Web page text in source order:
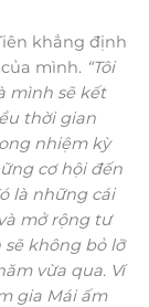
khẳng định
mình. “Tôi
mình sẽ kết
thời gian
nhiệm kỳ
cơ hội đến
là những cái
mở rộng tư
không bỏ lỡ
vừa qua. Ví
gia Mái ấm